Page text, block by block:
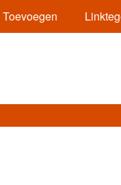
Toevoegen